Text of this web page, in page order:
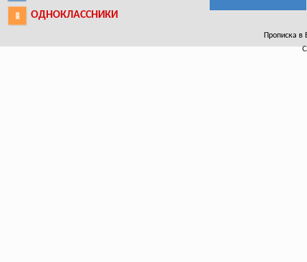
ОДНОКЛАССНИКИ
Прописка в